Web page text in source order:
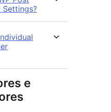
Settings?
e